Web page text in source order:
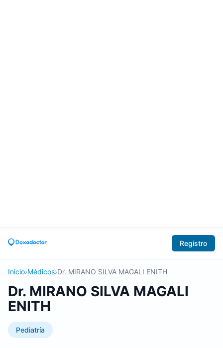
Registro
Inicio›Médicos›Dr. MIRANO SILVA MAGALI ENITH
Dr. MIRANO SILVA MAGALI
ENITH
Pediatría